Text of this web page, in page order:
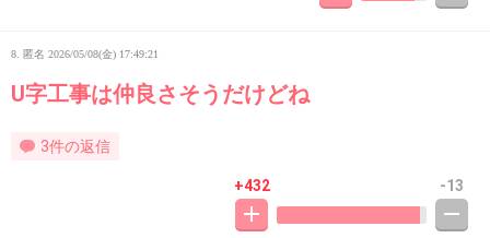
8. 匿名 2026/05/08(金) 17:49:21
U字工事は仲良さそうだけどね
3件の返信
+432 -13